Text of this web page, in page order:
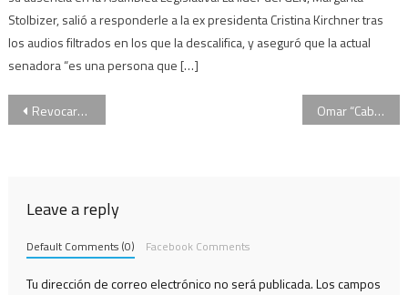
Stolbizer, salió a responderle a la ex presidenta Cristina Kirchner tras
los audios filtrados en los que la descalifica, y aseguró que la actual
senadora “es una persona que […]
Navegación
Revocaron la prisión domiciliaria del “Caballo” Suárez y deberá volver a la cárcel Omar “Caballo” Suárez volvió a ser trasladado a la cárcel de Ezeiza
Leave a reply
Default Comments (0) Facebook Comments
Tu dirección de correo electrónico no será publicada.Los campos